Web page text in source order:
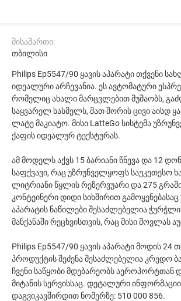
მისამართი:
თბილისი
Philips Ep5547/90 ყავის აპარატი თქვენი
იდეალური არჩევანია. ეს ავტომატური
რომელიც ახალი მარცვლებით მუშაობს,
საყვარელ სასმელს, მათ შორის ცივი აისდ
ლატე მაკიატო. მისი LatteGo სისტემა
ქაფის იდეალურ ტექსტურას.
ამ მოდელს აქვს 15 ბარიანი წნევა და 12
საფქვავი, რაც უზრუნველყოფს საუკეთესო
ლიტრიანი წყლის რეზერვუარი და 275
კონტეინერი დიდი სიხშირით
აპარატის ნაწილები შესაძლებელია
მანქანაში რეცხვისთვის, რაც მისი მოვლას
Philips Ep5547/90 ყავის აპარატი მოდის 24
პროდუქტის შეძენა შესაძლებელია კრედო
ჩვენი საწყობი მდებარეობს აეროპორტთან
მიტანის სერვისსაც. დეტალური
დაგვიკავშირდით ნომერზე: 510 000 856.